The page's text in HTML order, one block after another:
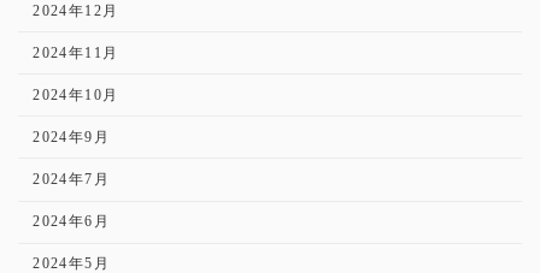
2024年12月
2024年11月
2024年10月
2024年9月
2024年7月
2024年6月
2024年5月